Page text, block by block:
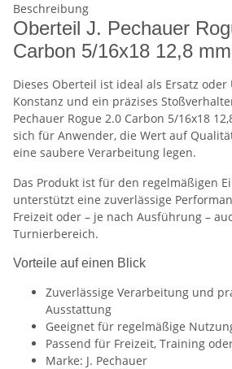
Beschreibung
Oberteil J. Pechauer
Carbon 5/16x18 12,8
Dieses Oberteil ist ideal als Ersatz
Konstanz und ein präzises
Pechauer Rogue 2.0 Carbon 5/16x18
sich für Anwender, die Wert auf
eine saubere Verarbeitung legen.
Das Produkt ist für den regelmäßigen
unterstützt eine zuverlässige
Freizeit oder – je nach Ausführung –
Turnierbereich.
Vorteile auf einen Blick
Zuverlässige Verarbeitung und
Ausstattung
Geeignet für regelmäßige
Passend für Freizeit, Training
Marke: J. Pechauer